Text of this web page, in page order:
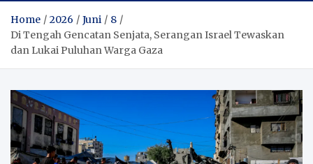
Home 2026 Juni
8
Di Tengah Gencatan Senjata, Serangan Israel Tewaskan
dan Lukai Puluhan Warga Gaza